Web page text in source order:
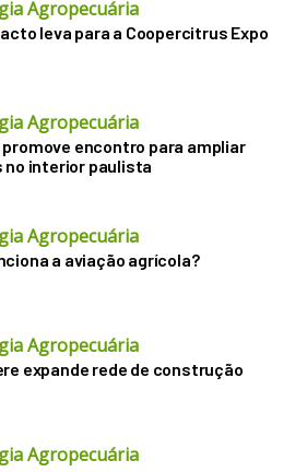
Agropecuária
leva para a Coopercitrus Expo
Agropecuária
promove encontro para ampliar
no interior paulista
Agropecuária
a aviação agrícola?
Agropecuária
expande rede de construção
Agropecuária